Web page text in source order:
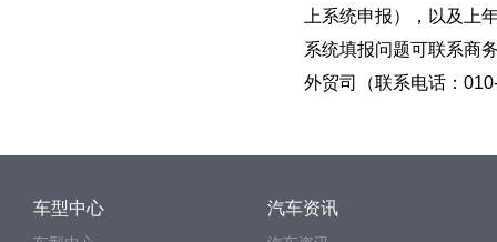
上系统申报），以及上
系统填报问题可联系商
外贸司（联系电话：
车型中心 汽车资讯